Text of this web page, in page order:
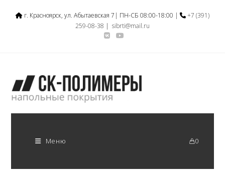
г. Красноярск, ул. Абытаевская 7| ПН-СБ 08:00-18:00 |
+7 (391)
259-08-38 | sibrti@mail.ru
0
Меню